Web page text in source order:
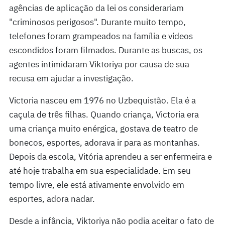
agências de aplicação da lei os considerariam
"criminosos perigosos". Durante muito tempo,
telefones foram grampeados na família e vídeos
escondidos foram filmados. Durante as buscas, os
agentes intimidaram Viktoriya por causa de sua
recusa em ajudar a investigação.
Victoria nasceu em 1976 no Uzbequistão. Ela é a
caçula de três filhas. Quando criança, Victoria era
uma criança muito enérgica, gostava de teatro de
bonecos, esportes, adorava ir para as montanhas.
Depois da escola, Vitória aprendeu a ser enfermeira e
até hoje trabalha em sua especialidade. Em seu
tempo livre, ele está ativamente envolvido em
esportes, adora nadar.
Desde a infância, Viktoriya não podia aceitar o fato de